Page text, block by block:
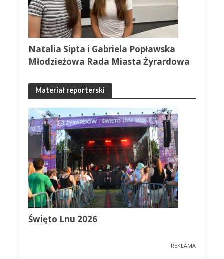
Natalia Sipta i Gabriela Popławska
Młodzieżowa Rada Miasta Żyrardowa
Materiał reporterski
Święto Lnu 2026
REKLAMA